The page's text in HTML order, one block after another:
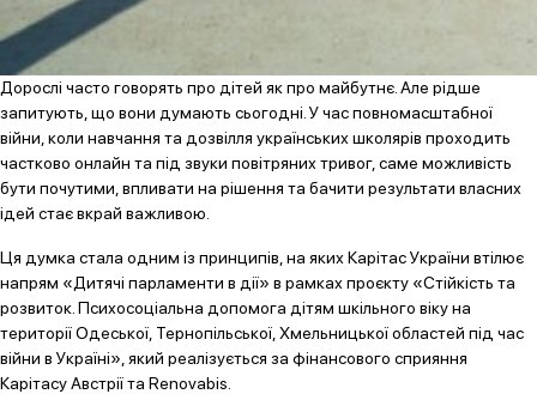
Дорослі часто говорять про дітей як про майбутнє. Але рідше
запитують, що вони думають сьогодні. У час повномасштабної
війни, коли навчання та дозвілля українських школярів проходить
частково онлайн та під звуки повітряних тривог, саме можливість
бути почутими, впливати на рішення та бачити результати власних
ідей стає вкрай важливою.
Ця думка стала одним із принципів, на яких Карітас України втілює
напрям «Дитячі парламенти в дії» в рамках проєкту «Стійкість та
розвиток. Психосоціальна допомога дітям шкільного віку на
території Одеської, Тернопільської, Хмельницької областей під час
війни в Україні», який реалізується за фінансового сприяння
Карітасу Австрії та Renovabis.